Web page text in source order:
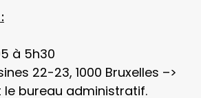
à 5h30
22-23, 1000 Bruxelles –>
le bureau administratif.